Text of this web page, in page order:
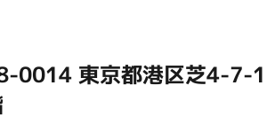
0014 東京都港区芝4-7-1